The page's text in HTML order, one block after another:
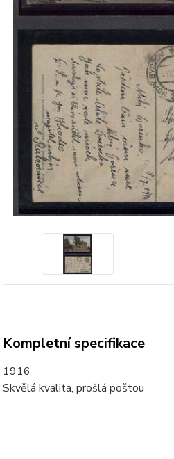
Kompletní specifikace
1916
Skvělá kvalita, prošlá poštou